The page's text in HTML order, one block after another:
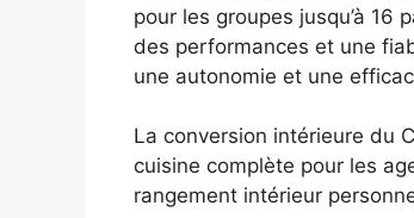
pour les groupes jusqu’à 16
des performances et une
une autonomie et une
La conversion intérieure du
cuisine complète pour les
rangement intérieur